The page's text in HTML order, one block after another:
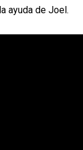
ayuda de Joel.